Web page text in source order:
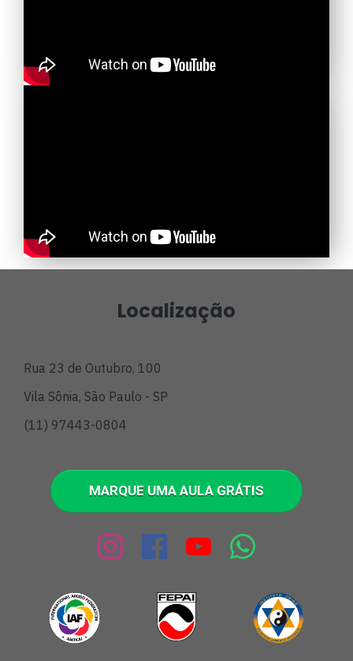
Localização
Rua 23 de Outubro, 100
Vila Sônia, São Paulo - SP
(11) 97443-0804
MARQUE UMA AULA GRÁTIS